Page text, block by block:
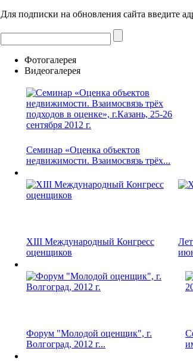
Для подписки на обновления сайта введите
Фотогалерея
Видеогалерея
Семинар «Оценка объектов
недвижимости. Взаимосвязь трёх...
XIII Международный Конгресс
оценщиков
Форум "Молодой оценщик", г.
Волгоград, 2012 г...